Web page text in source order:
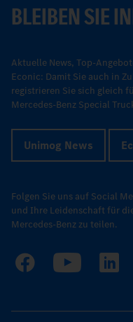
BLEIBEN SIE
Aktuelle News, Top-
Econic: Damit Sie auch in
registrieren Sie sich gleich
Mercedes-Benz Special
Unimog News
Folgen Sie uns auf Social
und Ihre Leidenschaft für
Mercedes-Benz zu teilen.